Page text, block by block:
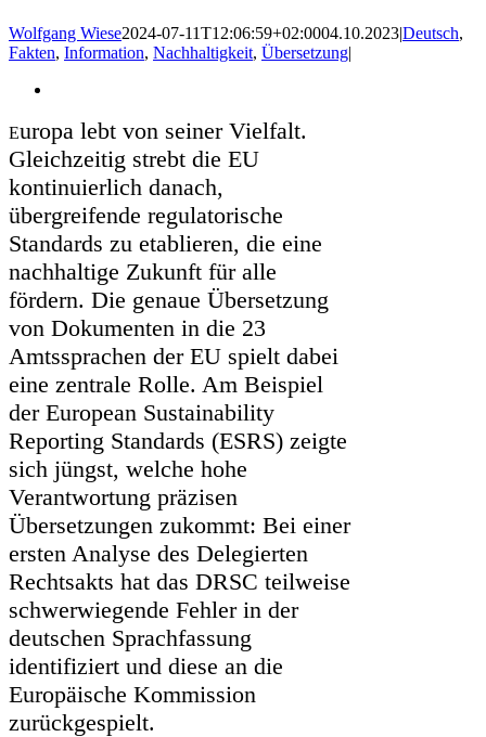
Wolfgang Wiese2024-07-11T12:06:59+02:0004.10.2023|Deutsch,
Fakten, Information, Nachhaltigkeit, Übersetzung|
Bild
Europa lebt von seiner Vielfalt.
Gleichzeitig strebt die EU
kontinuierlich danach,
übergreifende regulatorische
Standards zu etablieren, die eine
nachhaltige Zukunft für alle
fördern. Die genaue Übersetzung
von Dokumenten in die 23
Amtssprachen der EU spielt dabei
eine zentrale Rolle. Am Beispiel
der European Sustainability
Reporting Standards (ESRS) zeigte
sich jüngst, welche hohe
Verantwortung präzisen
Übersetzungen zukommt: Bei einer
ersten Analyse des Delegierten
Rechtsakts hat das DRSC teilweise
schwerwiegende Fehler in der
deutschen Sprachfassung
identifiziert und diese an die
Europäische Kommission
zurückgespielt.